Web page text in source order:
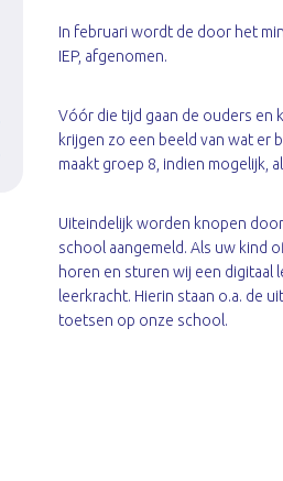
In februari wordt de door het
IEP, afgenomen.
Vóór die tijd gaan de ouders en
krijgen zo een beeld van wat er
maakt groep 8, indien mogelijk,
Uiteindelijk worden knopen
school aangemeld. Als uw kind
horen en sturen wij een digitaal
leerkracht. Hierin staan o.a. de
toetsen op onze school.